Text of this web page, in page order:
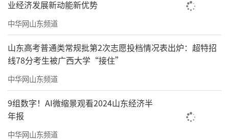
5、本文部分配图来源于网络，相关版权归
原作者所有，如有侵权，请联系我们删除，谢
谢！
业经济发展新动能新优势
中华网山东频道
山东高考普通类常规批第2次志愿投档情况表出炉：超特招
线78分考生被广西大学“接住”
中华网山东频道
9组数字！AI微缩景观看2024山东经济半
年报
中华网山东频道